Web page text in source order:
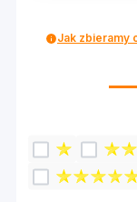
Jak zbieramy